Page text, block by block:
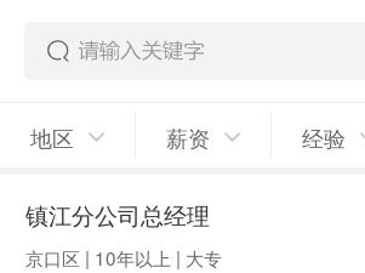
地区 薪资 经验
镇江分公司总经理
京口区 | 10年以上 | 大专